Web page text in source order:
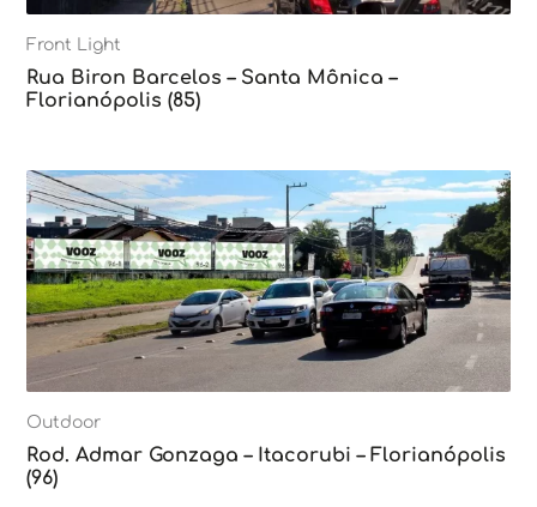
Front Light
Rua Biron Barcelos – Santa Mônica –
Florianópolis (85)
Outdoor
Rod. Admar Gonzaga – Itacorubi – Florianópolis
(96)